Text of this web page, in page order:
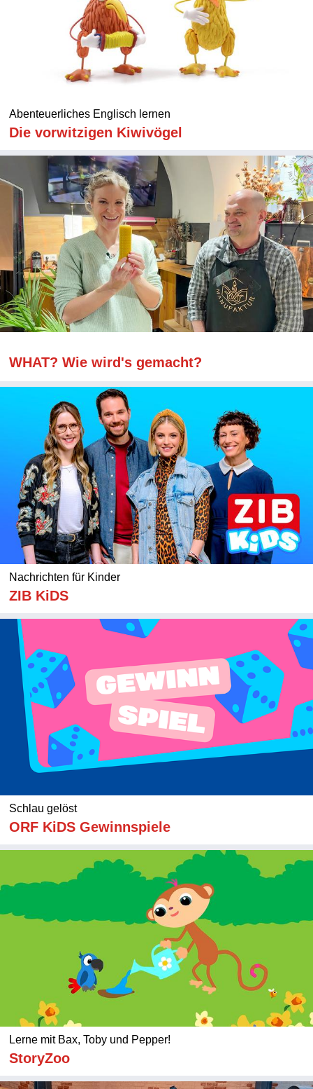
Abenteuerliches Englisch lernen
Die vorwitzigen Kiwivögel
WHAT? Wie wird's gemacht?
Nachrichten für Kinder
ZIB KiDS
Schlau gelöst
ORF KiDS Gewinnspiele
Lerne mit Bax, Toby und Pepper!
StoryZoo